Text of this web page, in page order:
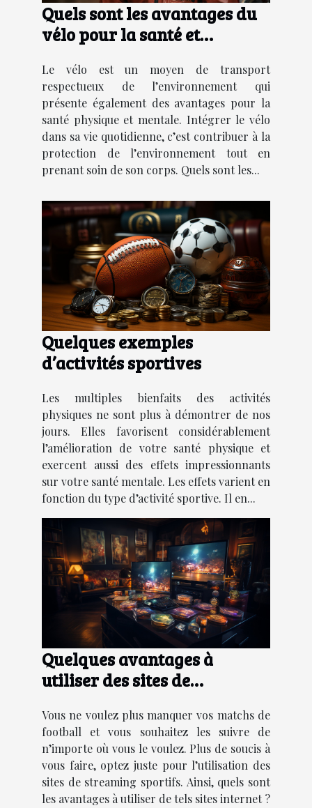
Quels sont les avantages du
vélo pour la santé et
Le vélo est un moyen de transport
respectueux de l’environnement qui
présente également des avantages pour la
santé physique et mentale. Intégrer le vélo
dans sa vie quotidienne, c’est contribuer à la
protection de l’environnement tout en
prenant soin de son corps. Quels sont les...
Quelques exemples
d’activités sportives
Les multiples bienfaits des activités
physiques ne sont plus à démontrer de nos
jours. Elles favorisent considérablement
l’amélioration de votre santé physique et
exercent aussi des effets impressionnants
sur votre santé mentale. Les effets varient en
fonction du type d’activité sportive. Il en...
Quelques avantages à
utiliser des sites de
Vous ne voulez plus manquer vos matchs de
football et vous souhaitez les suivre de
n’importe où vous le voulez. Plus de soucis à
vous faire, optez juste pour l’utilisation des
sites de streaming sportifs. Ainsi, quels sont
les avantages à utiliser de tels sites internet ?